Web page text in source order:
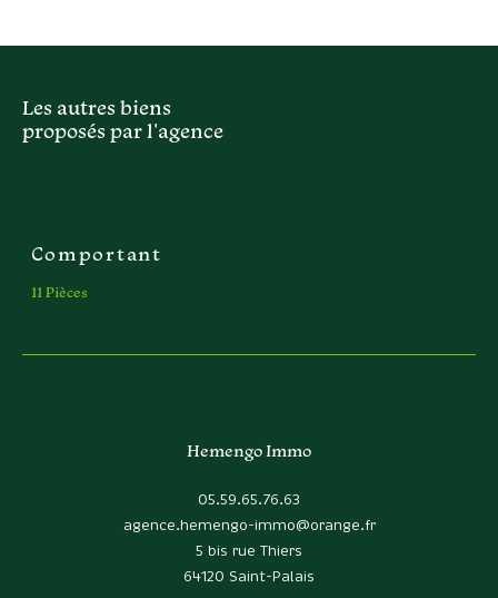
Les autres biens
proposés par l'agence
Comportant
11 Pièces
Hemengo Immo
05.59.65.76.63
agence.hemengo-immo@orange.fr
5 bis rue Thiers
64120 Saint-Palais